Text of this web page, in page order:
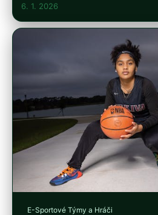
6. 1. 2026
E-Sportové Týmy a Hráči